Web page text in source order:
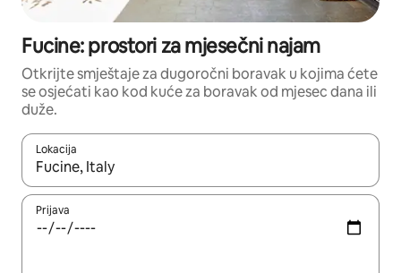
Fucine: prostori za mjesečni najam
Otkrijte smještaje za dugoročni boravak u kojima ćete
se osjećati kao kod kuće za boravak od mjesec dana ili
duže.
Lokacija
Kad su rezultati dostupni, možete da se krećete kroz njih
Prijava